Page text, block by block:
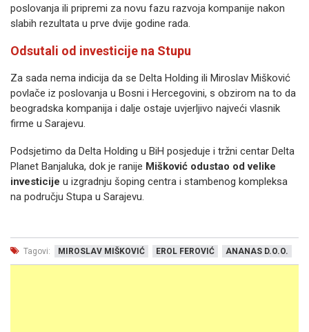
poslovanja ili pripremi za novu fazu razvoja kompanije nakon
slabih rezultata u prve dvije godine rada.
Odsutali od investicije na Stupu
Za sada nema indicija da se Delta Holding ili Miroslav Mišković
povlače iz poslovanja u Bosni i Hercegovini, s obzirom na to da
beogradska kompanija i dalje ostaje uvjerljivo najveći vlasnik
firme u Sarajevu.
Podsjetimo da Delta Holding u BiH posjeduje i tržni centar Delta
Planet Banjaluka, dok je ranije Mišković odustao od velike
investicije u izgradnju šoping centra i stambenog kompleksa
na području Stupa u Sarajevu.
Tagovi: MIROSLAV MIŠKOVIĆ EROL FEROVIĆ ANANAS D.O.O.